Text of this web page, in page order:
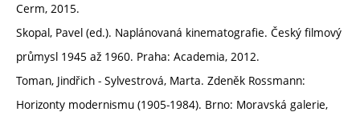
Cerm, 2015.
Skopal, Pavel (ed.). Naplánovaná kinematografie. Český filmový
průmysl 1945 až 1960. Praha: Academia, 2012.
Toman, Jindřich ‒ Sylvestrová, Marta. Zdeněk Rossmann:
Horizonty modernismu (1905‒1984). Brno: Moravská galerie,